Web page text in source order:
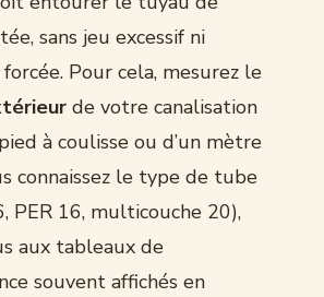
sans jeu excessif ni
Pour cela, mesurez le
de votre canalisation
pied à coulisse ou d’un mètre
connaissez le type de tube
PER 16, multicouche 20),
aux tableaux de
souvent affichés en